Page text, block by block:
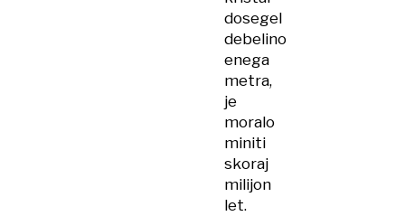
dosegel
debelino
enega
metra,
je
moralo
miniti
skoraj
milijon
let.